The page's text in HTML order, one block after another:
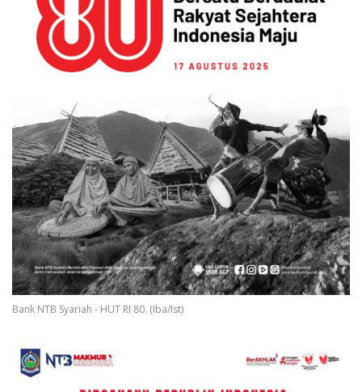
Bank NTB Syariah - HUT RI 80. (Iba/Ist)